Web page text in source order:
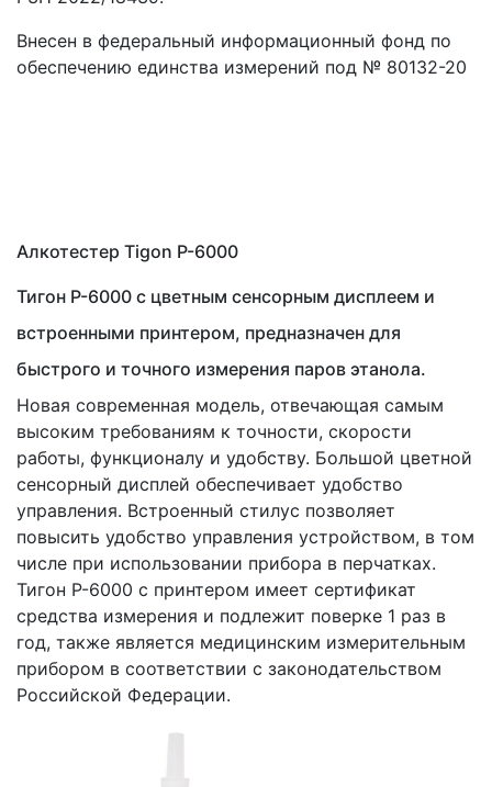
Внесен в федеральный информационный фонд по
обеспечению единства измерений под № 80132-20
Алкотестер Tigon P-6000
Тигон P-6000 с цветным сенсорным дисплеем и
встроенными принтером, предназначен для
быстрого и точного измерения паров этанола.
Новая современная модель, отвечающая самым
высоким требованиям к точности, скорости
работы, функционалу и удобству. Большой цветной
сенсорный дисплей обеспечивает удобство
управления. Встроенный стилус позволяет
повысить удобство управления устройством, в том
числе при использовании прибора в перчатках.
Тигон Р-6000 с принтером имеет сертификат
средства измерения и подлежит поверке 1 раз в
год, также является медицинским измерительным
прибором в соответствии с законодательством
Российской Федерации.